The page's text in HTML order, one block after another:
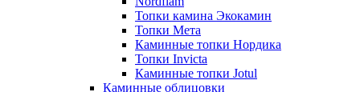
Топки камина Экокамин
Топки Мета
Каминные топки Нордика
Топки Invicta
Каминные топки Jotul
Каминные облицовки